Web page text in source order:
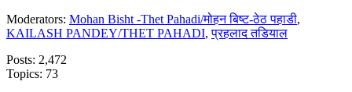
Moderators: Mohan Bisht -Thet Pahadi/मोहन बिष्ट-ठेठ पहाडी,
KAILASH PANDEY/THET PAHADI,प्रहलाद तडियाल
Posts: 2,472
Topics: 73